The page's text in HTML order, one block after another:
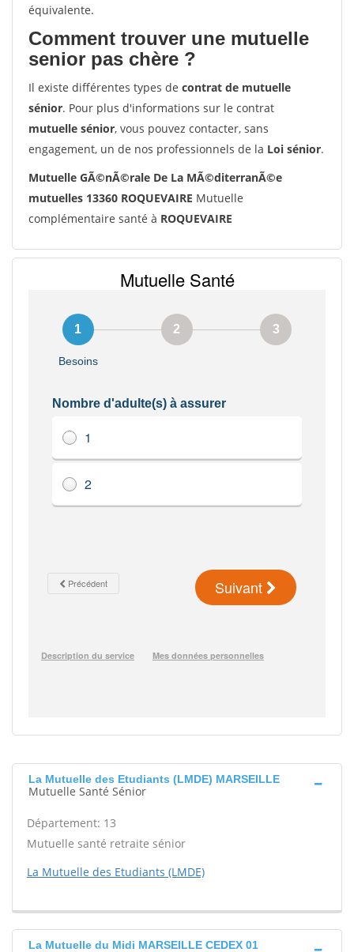
équivalente.
Comment trouver une mutuelle
senior pas chère ?
Il existe différentes types de contrat de mutuelle
sénior. Pour plus d'informations sur le contrat
mutuelle sénior, vous pouvez contacter, sans
engagement, un de nos professionnels de la Loi sénior.
Mutuelle GÃ©nÃ©rale De La MÃ©diterranÃ©e
mutuelles 13360 ROQUEVAIRE Mutuelle
complémentaire santé à ROQUEVAIRE
La Mutuelle des Etudiants (LMDE) MARSEILLE
Mutuelle Santé Sénior
Département: 13
Mutuelle santé retraite sénior
La Mutuelle des Etudiants (LMDE)
La Mutuelle du Midi MARSEILLE CEDEX 01